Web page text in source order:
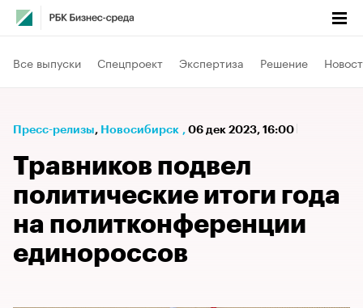
Все выпуски Спецпроект Экспертиза Решение
Пресс-релизы⁠, Новосибирск , 06 дек 2023, 16:00
Травников подвел
политические итоги года
на политконференции
единороссов